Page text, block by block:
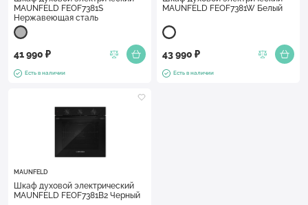
MAUNFELD FEOF7381S
Нержавеющая сталь
41 990 ₽
Есть в наличии
MAUNFELD FEOF7381W Белый
43 990 ₽
Есть в наличии
MAUNFELD
Шкаф духовой электрический
MAUNFELD FEOF7381B2 Черный